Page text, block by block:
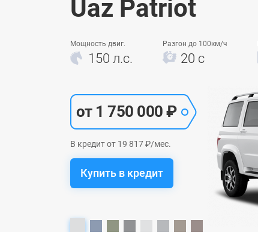
Uaz Patriot
Мощность двиг.
150 л.с.
Разгон до 100км/ч
20 с
от 1 750 000 ₽
В кредит от 19 817 ₽/мес.
Купить в кредит